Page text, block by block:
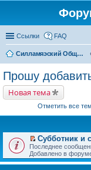
Ссылки FAQ
Силламяэский Общественный Новостной портал
Прошу
Новая тема
Отметить все
П
е
р
е
Субботник и
Последнее
Добавлено в